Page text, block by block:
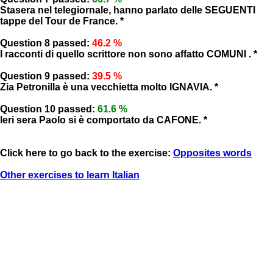
Stasera nel telegiornale, hanno parlato delle SEGUENTI
tappe del Tour de France. *
Question 8 passed: 46.2 %
I racconti di quello scrittore non sono affatto COMUNI . *
Question 9 passed: 39.5 %
Zia Petronilla è una vecchietta molto IGNAVIA. *
Question 10 passed: 61.6 %
Ieri sera Paolo si è comportato da CAFONE. *
Click here to go back to the exercise: Opposites words
Other exercises to learn Italian